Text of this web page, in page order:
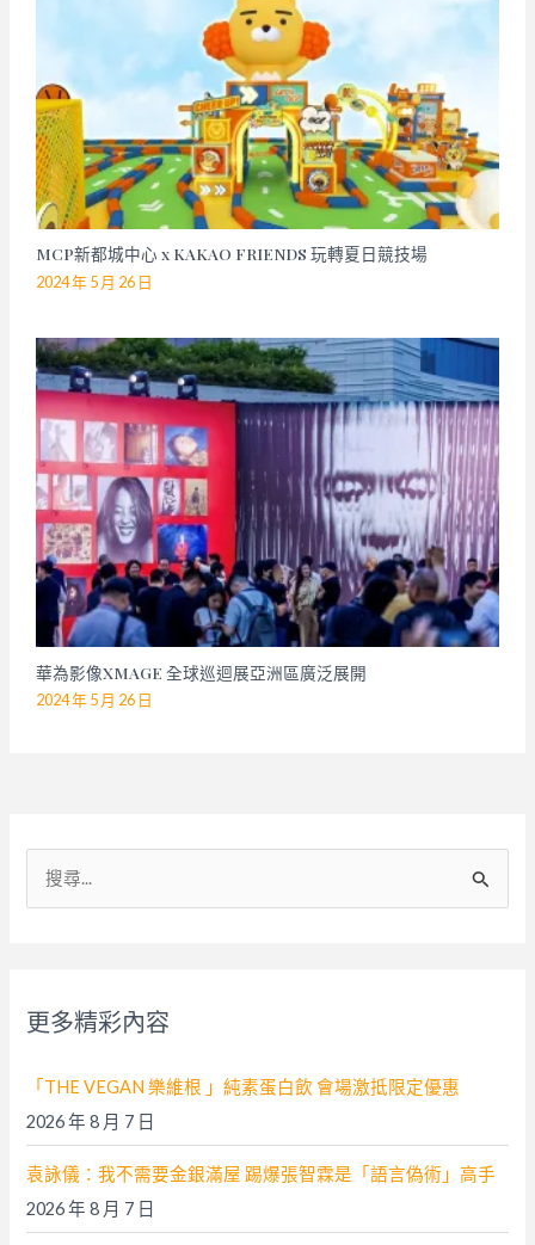
MCP新都城中心 x KAKAO FRIENDS 玩轉夏日競技場
2024 年 5 月 26 日
華為影像XMAGE 全球巡迴展亞洲區廣泛展開
2024 年 5 月 26 日
:
更多精彩內容
「THE VEGAN 樂維根 」純素蛋白飲 會場激抵限定優惠
2026 年 8 月 7 日
袁詠儀：我不需要金銀滿屋 踢爆張智霖是「語言偽術」高手
2026 年 8 月 7 日